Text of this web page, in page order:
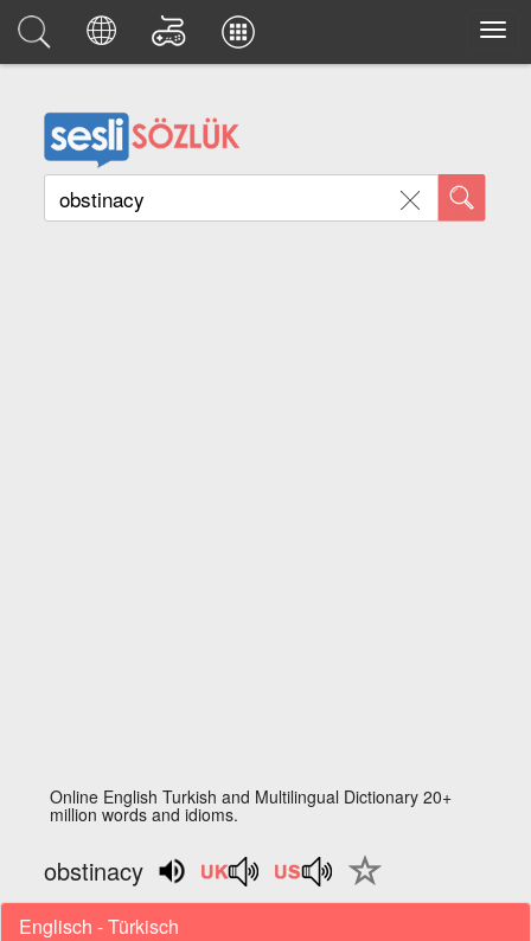
Online English Turkish and Multilingual Dictionary 20+
million words and idioms.
obstinacy
Englisch - Türkisch